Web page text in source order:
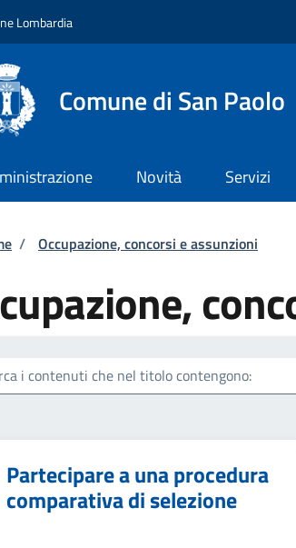
Lombardia
Comune di San Paolo
Novità Servizi
di pane
/ Occupazione, concorsi e assunzioni
i contenuti che nel titolo contengono:
Partecipare a una procedura
comparativa di selezione